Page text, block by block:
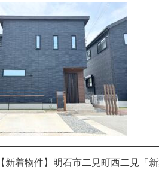
【新着物件】明石市二見町西二見「